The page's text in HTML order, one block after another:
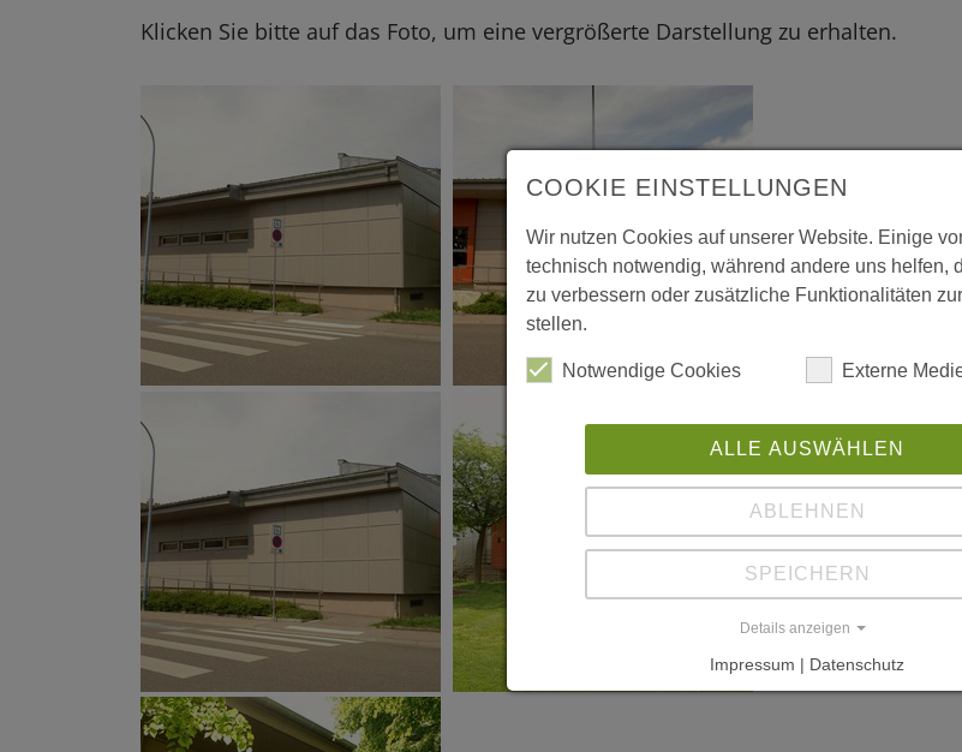
Klicken Sie bitte auf das Foto, um eine vergrößerte Darstellung zu erhalten.
COOKIE EINSTELLUNGEN
Wir nutzen Cookies auf unserer Website. Einige
technisch notwendig, während andere uns helfen,
zu verbessern oder zusätzliche Funktionalitäten
stellen.
Notwendige Cookies Externe
ALLE AUSWÄHLEN
ABLEHNEN
SPEICHERN
Details anzeigen
Impressum | Datenschutz